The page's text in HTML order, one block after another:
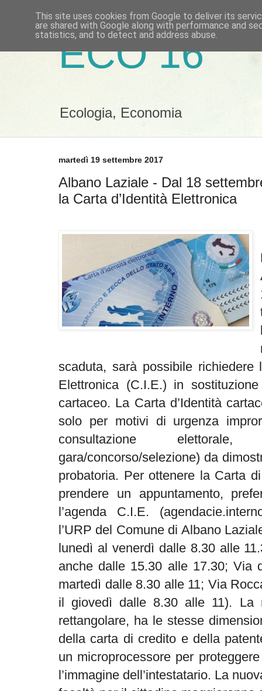
ECO 16
Ecologia, Economia
martedì 19 settembre 2017
Albano Laziale - Dal 18
la Carta d’Identità Elettronica
scaduta, sarà possibile richiedere
Elettronica (C.I.E.) in
cartaceo. La Carta d’Identità
solo per motivi di urgenza
consultazione
gara/concorso/selezione) da
probatoria. Per ottenere la Carta
prendere un appuntamento,
l’agenda C.I.E.
l’URP del Comune di Albano
lunedì al venerdì dalle 8.30 alle
anche dalle 15.30 alle 17.30; Via
martedì dalle 8.30 alle 11; Via
il giovedì dalle 8.30 alle 11). La
rettangolare, ha le stesse
della carta di credito e della
un microprocessore per
l’immagine dell’intestatario. La
This site uses cookies from Google to deliver its
are shared with Google along with performance and
statistics, and to detect and address abuse.